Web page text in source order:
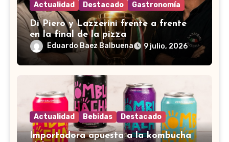
Actualidad Destacado Gastronomía
Di Piero y Lazzerini frente a frente
en la final de la pizza
Eduardo Baez Balbuena 9 julio, 2026
Actualidad Bebidas Destacado
Importadora apuesta a la kombucha